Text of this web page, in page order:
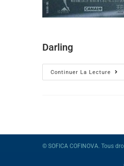
Darling
Continuer La Lecture
© SOFICA COFINOVA. Tous